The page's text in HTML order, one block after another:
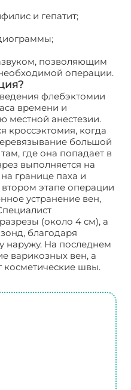
и гепатит;
позволяющим
операции.
флебэктомии
времени и
местной анестезии.
кроссэктомия, когда
большой
где она попадает в
выполняется на
границе паха и
этапе операции
устранение вен,
(около 4 см), а
благодаря
наружу. На последнем
варикозных вен, а
косметические швы.